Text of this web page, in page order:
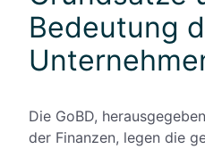
Bedeutung
Die GoBD,
der Finanzen, legen die